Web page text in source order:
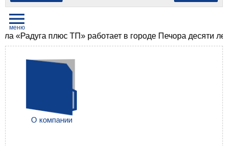
плюс ТП» работает в городе Печора десяти лет.
О компании